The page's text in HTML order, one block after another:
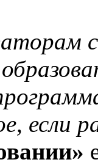
если